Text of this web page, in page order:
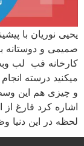
یحیی نوریان با
صمیمی و دوستانه
کارخانه فب لب
میکنید درسته
و چیزی هم این
اشاره کرد فارغ از
لحظه در این دنیا